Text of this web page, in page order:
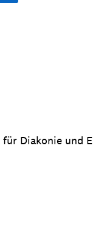
Diakonie